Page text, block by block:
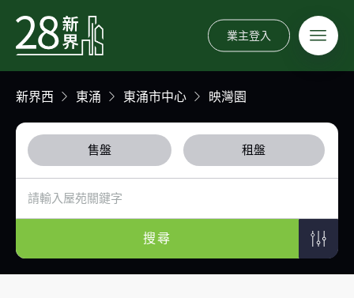
業主登入
新界西 東涌 東涌市中心 映灣園
售盤 租盤
搜尋